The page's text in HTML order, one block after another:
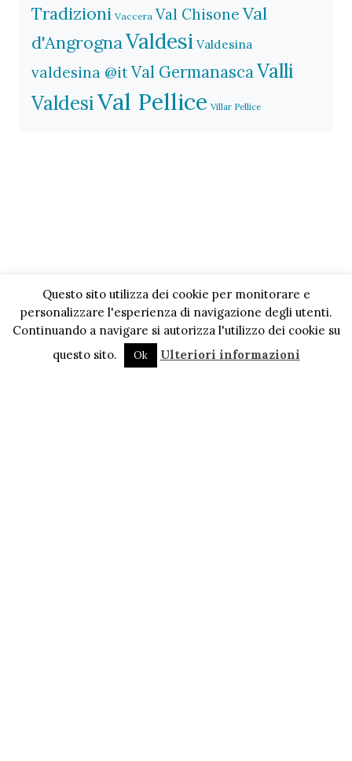
Tradizioni Vaccera Val Chisone Val
d'AngrognaValdesi Valdesina
valdesina @itVal GermanascaValli
ValdesiVal Pellice Villar Pellice
Questo sito utilizza dei cookie per monitorare e
personalizzare l'esperienza di navigazione degli utenti.
Continuando a navigare si autorizza l'utilizzo dei cookie su
questo sito.
Ok Ulteriori informazioni